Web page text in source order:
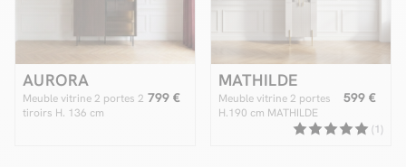
AURORA
Meuble vitrine 2 portes 2
tiroirs H. 136 cm
799 €
MATHILDE
Meuble vitrine 2 portes
H.190 cm MATHILDE
599 €
(1)